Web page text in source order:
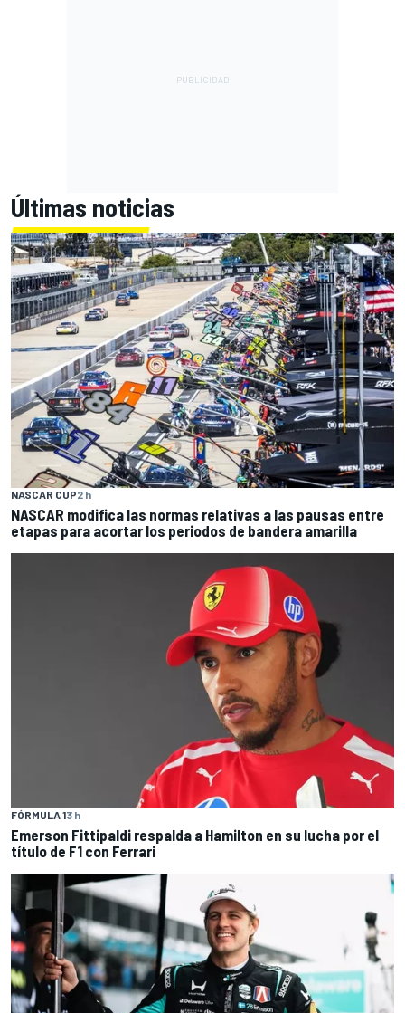
Últimas noticias
NASCAR CUP2 h
NASCAR modifica las normas relativas a las pausas entre
etapas para acortar los periodos de bandera amarilla
FÓRMULA 13 h
Emerson Fittipaldi respalda a Hamilton en su lucha por el
título de F1 con Ferrari